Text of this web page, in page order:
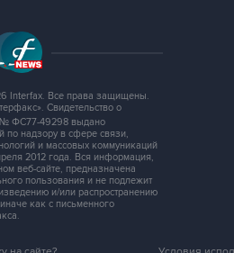
Interfax. Все права защищены.
Свидетельство о
ФС77-49298 выдано
по надзору в сфере связи,
и массовых коммуникаций
2012 года. Вся информация,
веб-сайте, предназначена
пользования и не подлежит
и/или распространению
как с письменного